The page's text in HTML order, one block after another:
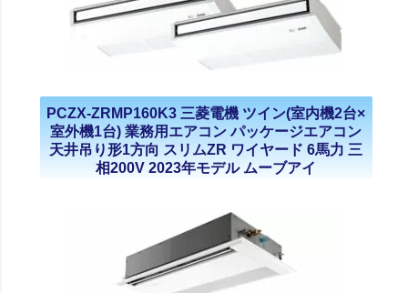
PCZX-ZRMP160K3 三菱電機 ツイン(室内機2台×
室外機1台) 業務用エアコン パッケージエアコン
天井吊り形1方向 スリムZR ワイヤード 6馬力 三
相200V 2023年モデル ムーブアイ